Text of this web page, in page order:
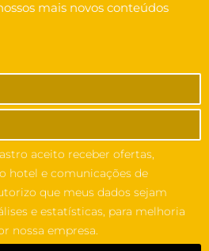
mais novos conteúdos
aceito receber ofertas,
hotel e comunicações de
que meus dados sejam
e estatísticas, para melhoria
nossa empresa.